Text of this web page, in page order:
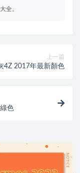
全。
上一篇
4Z 2017年最新顏色
色